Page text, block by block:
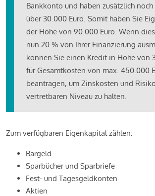
Bankkonto und haben zusätzlich
über 30.000 Euro. Somit haben Sie
der Höhe von 90.000 Euro. Wenn
nun 20 % von Ihrer Finanzierung
können Sie einen Kredit in Höhe von
für Gesamtkosten von max. 450.000
beantragen, um Zinskosten und
vertretbaren Niveau zu halten.
Zum verfügbaren Eigenkapital zählen:
Bargeld
Sparbücher und Sparbriefe
Fest- und Tagesgeldkonten
Aktien